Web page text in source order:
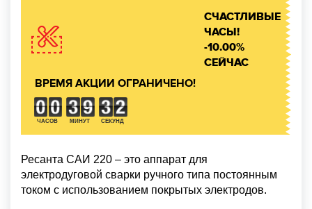
СЧАСТЛИВЫЕ
ЧАСЫ!
-10.00%
СЕЙЧАС
ВРЕМЯ АКЦИИ ОГРАНИЧЕНО!
ЧАСОВ МИНУТ СЕКУНД
Ресанта САИ 220 – это аппарат для
электродуговой сварки ручного типа постоянным
током с использованием покрытых электродов.